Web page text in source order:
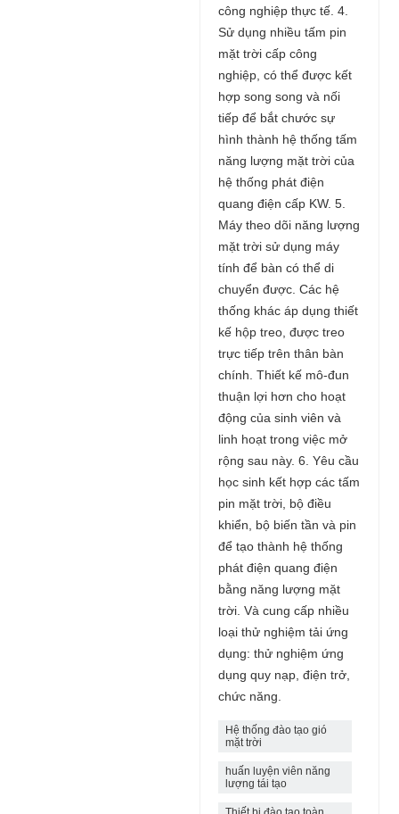
công nghiệp thực tế. 4.
Sử dụng nhiều tấm pin
mặt trời cấp công
nghiệp, có thể được kết
hợp song song và nối
tiếp để bắt chước sự
hình thành hệ thống tấm
năng lượng mặt trời của
hệ thống phát điện
quang điện cấp KW. 5.
Máy theo dõi năng lượng
mặt trời sử dụng máy
tính để bàn có thể di
chuyển được. Các hệ
thống khác áp dụng thiết
kế hộp treo, được treo
trực tiếp trên thân bàn
chính. Thiết kế mô-đun
thuận lợi hơn cho hoạt
động của sinh viên và
linh hoạt trong việc mở
rộng sau này. 6. Yêu cầu
học sinh kết hợp các tấm
pin mặt trời, bộ điều
khiển, bộ biến tần và pin
để tạo thành hệ thống
phát điện quang điện
bằng năng lượng mặt
trời. Và cung cấp nhiều
loại thử nghiệm tải ứng
dụng: thử nghiệm ứng
dụng quy nạp, điện trở,
chức năng.
Hệ thống đào tạo gió
mặt trời
huấn luyện viên năng
lượng tái tạo